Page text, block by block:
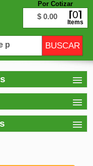
Por Cotizar
$ 0.00 0
Items